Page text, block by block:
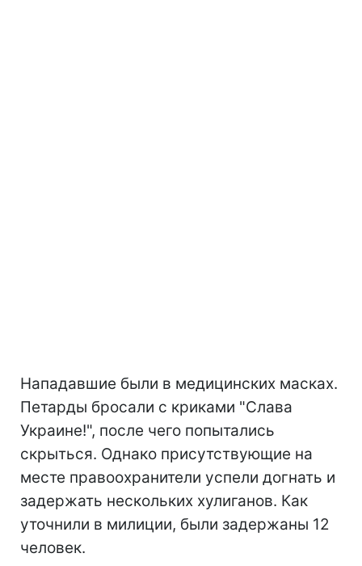
Нападавшие были в медицинских масках.
Петарды бросали с криками "Слава
Украине!", после чего попытались
скрыться. Однако присутствующие на
месте правоохранители успели догнать и
задержать нескольких хулиганов. Как
уточнили в милиции, были задержаны 12
человек.